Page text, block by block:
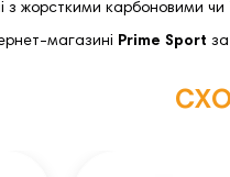
жорсткими карбоновими чи
магазині Prime Sport